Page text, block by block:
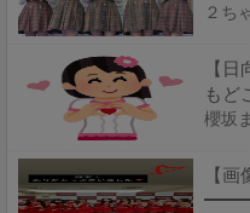
２ち
【
もど
櫻坂
【